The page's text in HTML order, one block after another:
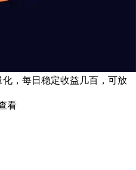
化，每日稳定收益几百，可放
看